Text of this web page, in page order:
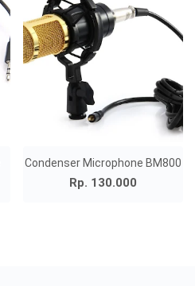
Condenser Microphone BM800
Rp. 130.000